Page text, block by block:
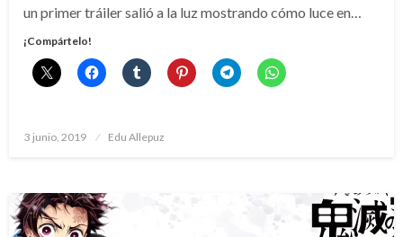
un primer tráiler salió a la luz mostrando cómo luce en…
¡Compártelo!
Publicado
3 junio, 2019 Edu Allepuz